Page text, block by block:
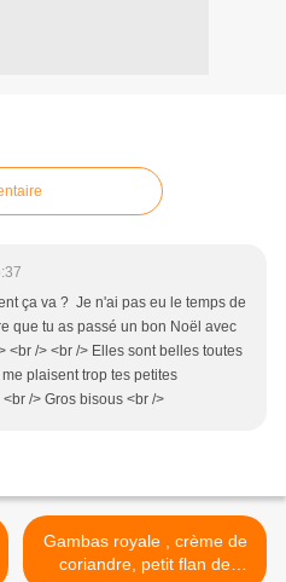
ça va ? Je n'ai pas eu le temps de
que tu as passé un bon Noël avec
<br /> <br /> Elles sont belles toutes
plaisent trop tes petites
/> Gros bisous <br />
Gambas royale , crème de
coriandre, petit flan de